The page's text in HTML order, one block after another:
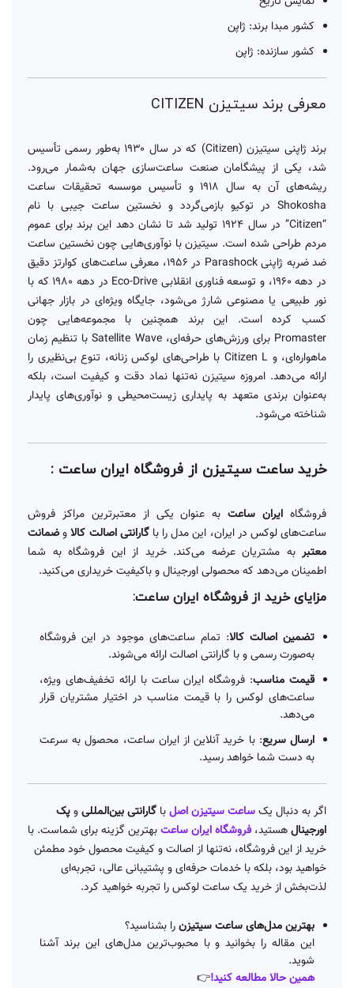
کشور مبدا برند: ژاپن
کشور سازنده: ژاپن
معرفی برند سیتیزن CITIZEN
برند ژاپنی سیتیزن (Citizen) که در سال ۱۹۳۰ به‌طور رسمی تأسیس
شد، یکی از پیشگامان صنعت ساعت‌سازی جهان به‌شمار می‌رود.
ریشه‌های آن به سال ۱۹۱۸ و تأسیس موسسه تحقیقات ساعت
Shokosha در توکیو بازمی‌گردد و نخستین ساعت جیبی با نام
“Citizen” در سال ۱۹۲۴ تولید شد تا نشان دهد این برند برای عموم
مردم طراحی شده است. سیتیزن با نوآوری‌هایی چون نخستین ساعت
ضد ضربه ژاپنی Parashock در ۱۹۵۶، معرفی ساعت‌های کوارتز دقیق
در دهه ۱۹۶۰، و توسعه فناوری انقلابی Eco-Drive در دهه ۱۹۸۰ که با
نور طبیعی یا مصنوعی شارژ می‌شود، جایگاه ویژه‌ای در بازار جهانی
کسب کرده است. این برند همچنین با مجموعه‌هایی چون
Promaster برای ورزش‌های حرفه‌ای، Satellite Wave با تنظیم زمان
ماهواره‌ای، و Citizen L با طراحی‌های لوکس زنانه، تنوع بی‌نظیری را
ارائه می‌دهد. امروزه سیتیزن نه‌تنها نماد دقت و کیفیت است، بلکه
به‌عنوان برندی متعهد به پایداری زیست‌محیطی و نوآوری‌های پایدار
شناخته می‌شود.
خرید ساعت سیتیزن از فروشگاه ایران ساعت :
فروشگاه ایران ساعتبه عنوان یکی از معتبرترین مراکز فروش
ساعت‌های لوکس در ایران، این مدل را باگارانتی اصالت کالاوضمانت
معتبر به مشتریان عرضه می‌کند. خرید از این فروشگاه به شما
اطمینان می‌دهد که محصولی اورجینال و باکیفیت خریداری می‌کنید.
مزایای خرید از فروشگاه ایران ساعت:
تضمین اصالت کالا: تمام ساعت‌های موجود در این فروشگاه
به‌صورت رسمی و با گارانتی اصالت ارائه می‌شوند.
قیمت مناسب: فروشگاه ایران ساعت با ارائه تخفیف‌های ویژه،
ساعت‌های لوکس را با قیمت مناسب در اختیار مشتریان قرار
می‌دهد.
ارسال سریع: با خرید آنلاین از ایران ساعت، محصول به سرعت
به دست شما خواهد رسید.
اگر به دنبال یکساعت سیتیزن اصلبا گارانتی بین‌المللیوپک
اورجینالهستید،فروشگاه ایران ساعتبهترین گزینه برای شماست. با
خرید از این فروشگاه، نه‌تنها از اصالت و کیفیت محصول خود مطمئن
خواهید بود، بلکه با خدمات حرفه‌ای و پشتیبانی عالی، تجربه‌ای
لذت‌بخش از خرید یک ساعت لوکس را تجربه خواهید کرد.
بهترین مدل‌های ساعت سیتیزنرا بشناسید؟
این مقاله را بخوانید و با محبوب‌ترین مدل‌های این برند آشنا
شوید.
همین حالا مطالعه کنید!👉